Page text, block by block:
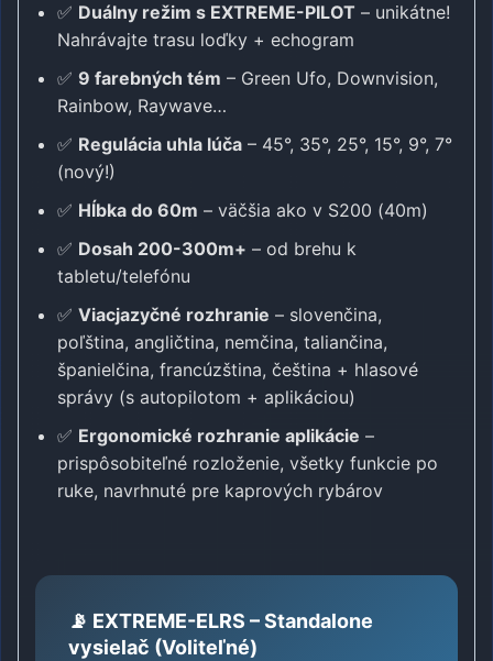
✅ Duálny režim s EXTREME-PILOT – unikátne!
Nahrávajte trasu loďky + echogram
✅ 9 farebných tém – Green Ufo, Downvision,
Rainbow, Raywave…
✅ Regulácia uhla lúča – 45°, 35°, 25°, 15°, 9°, 7°
(nový!)
✅ Hĺbka do 60m – väčšia ako v S200 (40m)
✅ Dosah 200-300m+ – od brehu k
tabletu/telefónu
✅ Viacjazyčné rozhranie – slovenčina,
poľština, angličtina, nemčina, taliančina,
španielčina, francúzština, čeština + hlasové
správy (s autopilotom + aplikáciou)
✅ Ergonomické rozhranie aplikácie –
prispôsobiteľné rozloženie, všetky funkcie po
ruke, navrhnuté pre kaprových rybárov
📡 EXTREME-ELRS – Standalone
vysielač (Voliteľné)